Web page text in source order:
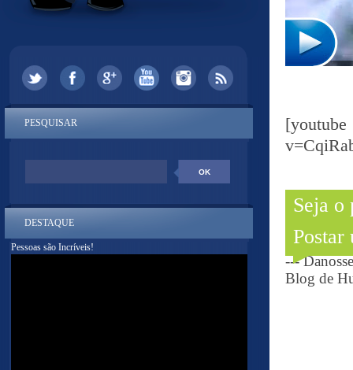
Seja o
Postar
---
Blog de
PESQUISAR
DESTAQUE
Pessoas são Incríveis!